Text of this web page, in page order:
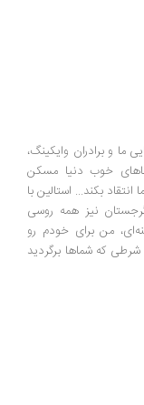
وایکینگ،
دنیا مسکن
استالین با
نیز همه روسی
برای خودم رو
شماها برگردید